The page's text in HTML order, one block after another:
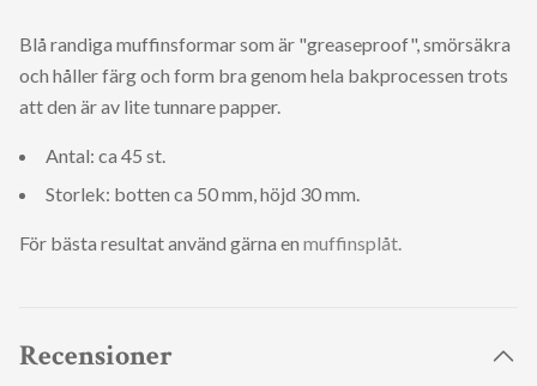
Blå randiga muffinsformar som är "greaseproof", smörsäkra
och håller färg och form bra genom hela bakprocessen trots
att den är av lite tunnare papper.
Antal: ca 45 st.
Storlek: botten ca 50 mm, höjd 30 mm.
För bästa resultat använd gärna en muffinsplåt.
Recensioner